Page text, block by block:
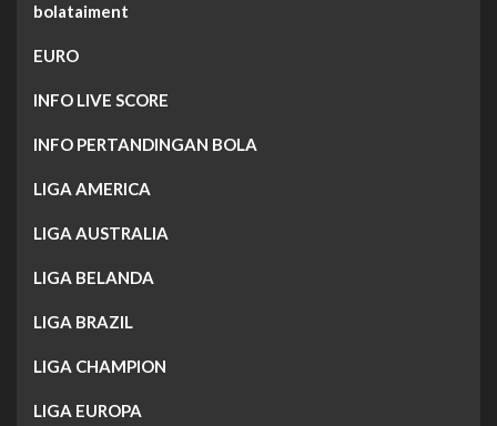
bolataiment
EURO
INFO LIVE SCORE
INFO PERTANDINGAN BOLA
LIGA AMERICA
LIGA AUSTRALIA
LIGA BELANDA
LIGA BRAZIL
LIGA CHAMPION
LIGA EUROPA